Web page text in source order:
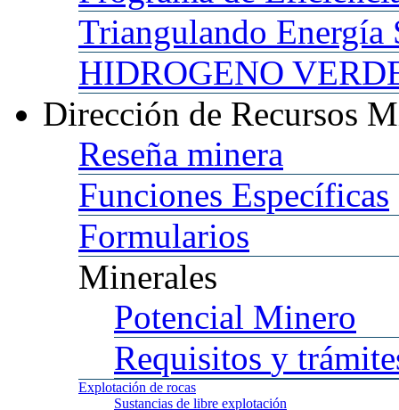
Triangulando Energía
HIDROGENO
Dirección de Recursos
Reseña minera
Funciones Específicas
Formularios
Minerales
Potencial Minero
Requisitos y
Explotación de rocas
Sustancias de libre explotación